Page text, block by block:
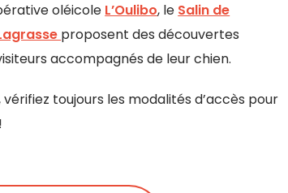
oléicole L’Oulibo, le Salin de
proposent des découvertes
accompagnés de leur chien.
toujours les modalités d’accès pour